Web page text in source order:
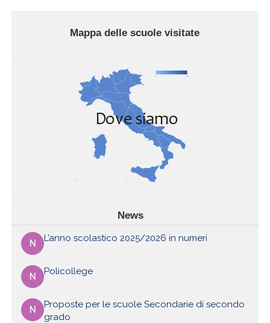
Mappa delle scuole visitate
News
N L’anno scolastico 2025/2026 in numeri
N Policollege
N
Proposte per le scuole Secondarie di secondo
grado